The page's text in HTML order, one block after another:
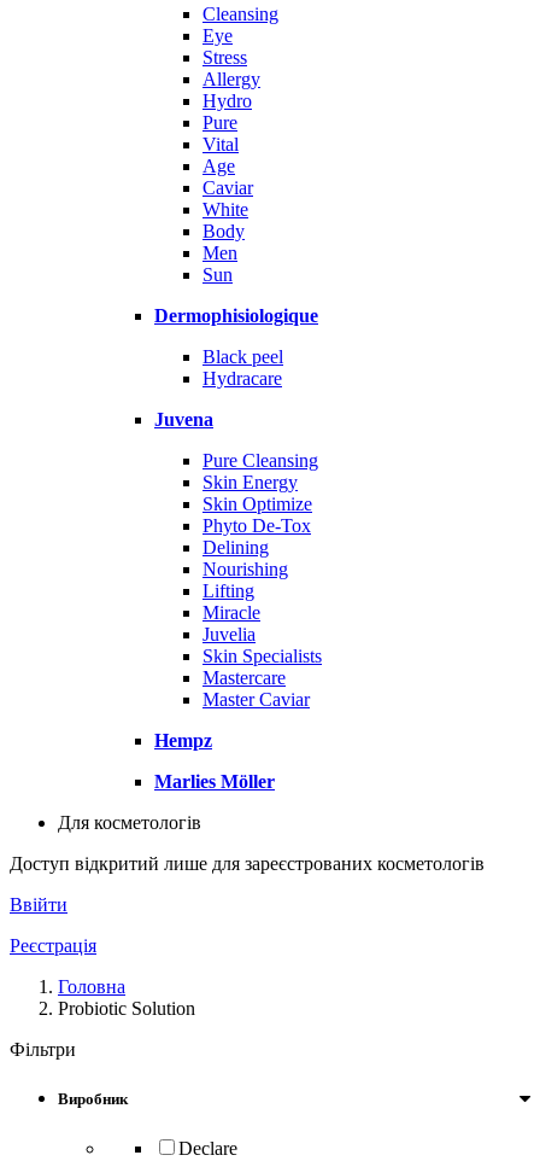
Cleansing
Eye
Stress
Allergy
Hydro
Pure
Vital
Age
Caviar
White
Body
Men
Sun
Dermophisiologique
Black peel
Hydracare
Juvena
Pure Cleansing
Skin Energy
Skin Optimize
Phyto De-Tox
Delining
Nourishing
Lifting
Miracle
Juvelia
Skin Specialists
Mastercare
Master Caviar
Hempz
Marlies Möller
Для косметологів
Доступ відкритий лише для зареєстрованих косметологів
Ввійти
Реєстрація
Головна
Probiotic Solution
Фільтри
Виробник
Declare